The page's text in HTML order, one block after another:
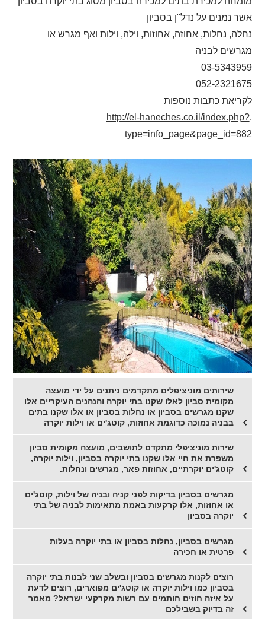
אשר נמנים על נדל"ן בסביון
נחלה, נחלות, אחוזה, אחוזות, וילה, וילות ואף מגרש או
מגרשים לבניה
03-5343959
052-2321675
לקריאת כתבות נוספות
.
http://el-haneches.co.il/index.php?
type=info_page&page_id=882
שירותים מוניציפלים מתקדמים ניתנים על ידי מועצה
מקומית סביון לאלו שקנו בתי יוקרה והנהנים העיקריים אלו
שקנו מגרשים בסביון או נחלות בסביון או אלו שקנו בתים
בבניה נמוכה כדוגמת אחוזות, קוטג'ים או וילות יוקרה
שירות מוניציפלי מתקדם לתושבים, מועצה מקומית סביון
משפרת את חיי אלו שקנו בתי יוקרה בסביון, וילות יוקרה,
קוטג'ים יוקרתיים, אחוזות פאר, מגרשים ונחלות.
מגרשים בסביון בדיקות לפני קניה ובניה של וילות, קוטג'ים
או אחוזות, אלו קרקעות באמת מתאימות לבניה של בתי
יוקרה בסביון
מגרשים בסביון, נחלות בסביון או בתי יוקרה בעלות
פרטית או חכירה
רוצים לקנות מגרשים בסביון ובשלב שני לבנות בתי יוקרה
בסביון כמו וילות יוקרה או קוטג'ים מפוארים, רוצים לדעת
על איזה חוזים חותמים עם רשות מקרקעי ישראל? מאמר
זה בדיוק בשבילכם